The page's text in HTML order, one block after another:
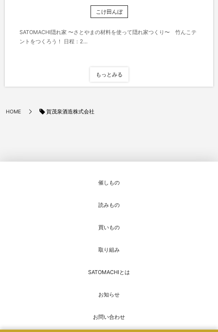
こけ田んぼ
SATOMACHI隠れ家 〜さとやまの材料を使って隠れ家つくり〜 竹んこテ
ントをつくろう！ 日程：2...
もっとみる
HOME 賀茂泉酒造株式会社
催しもの
読みもの
買いもの
取り組み
SATOMACHIとは
お知らせ
お問い合わせ